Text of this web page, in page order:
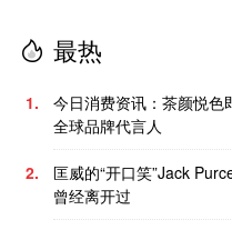
最热
1.
今日消费资讯：茶颜悦色
全球品牌代言人
2.
匡威的“开口笑”Jack
曾经离开过